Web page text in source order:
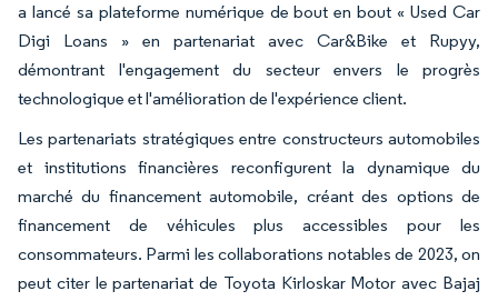
a lancé sa plateforme numérique de bout en bout « Used Car
Digi Loans » en partenariat avec Car&Bike et Rupyy,
démontrant l'engagement du secteur envers le progrès
technologique et l'amélioration de l'expérience client.
Les partenariats stratégiques entre constructeurs automobiles
et institutions financières reconfigurent la dynamique du
marché du financement automobile, créant des options de
financement de véhicules plus accessibles pour les
consommateurs. Parmi les collaborations notables de 2023, on
peut citer le partenariat de Toyota Kirloskar Motor avec Bajaj